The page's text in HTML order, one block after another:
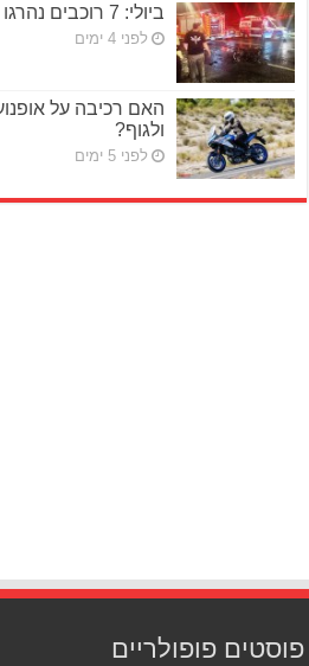
ביולי: 7 רוכבים נהרגו על דו־גלגלי
לפני 4 ימים
האם רכיבה על
ולגוף?
לפני 5 ימים
פוסטים פופולריים